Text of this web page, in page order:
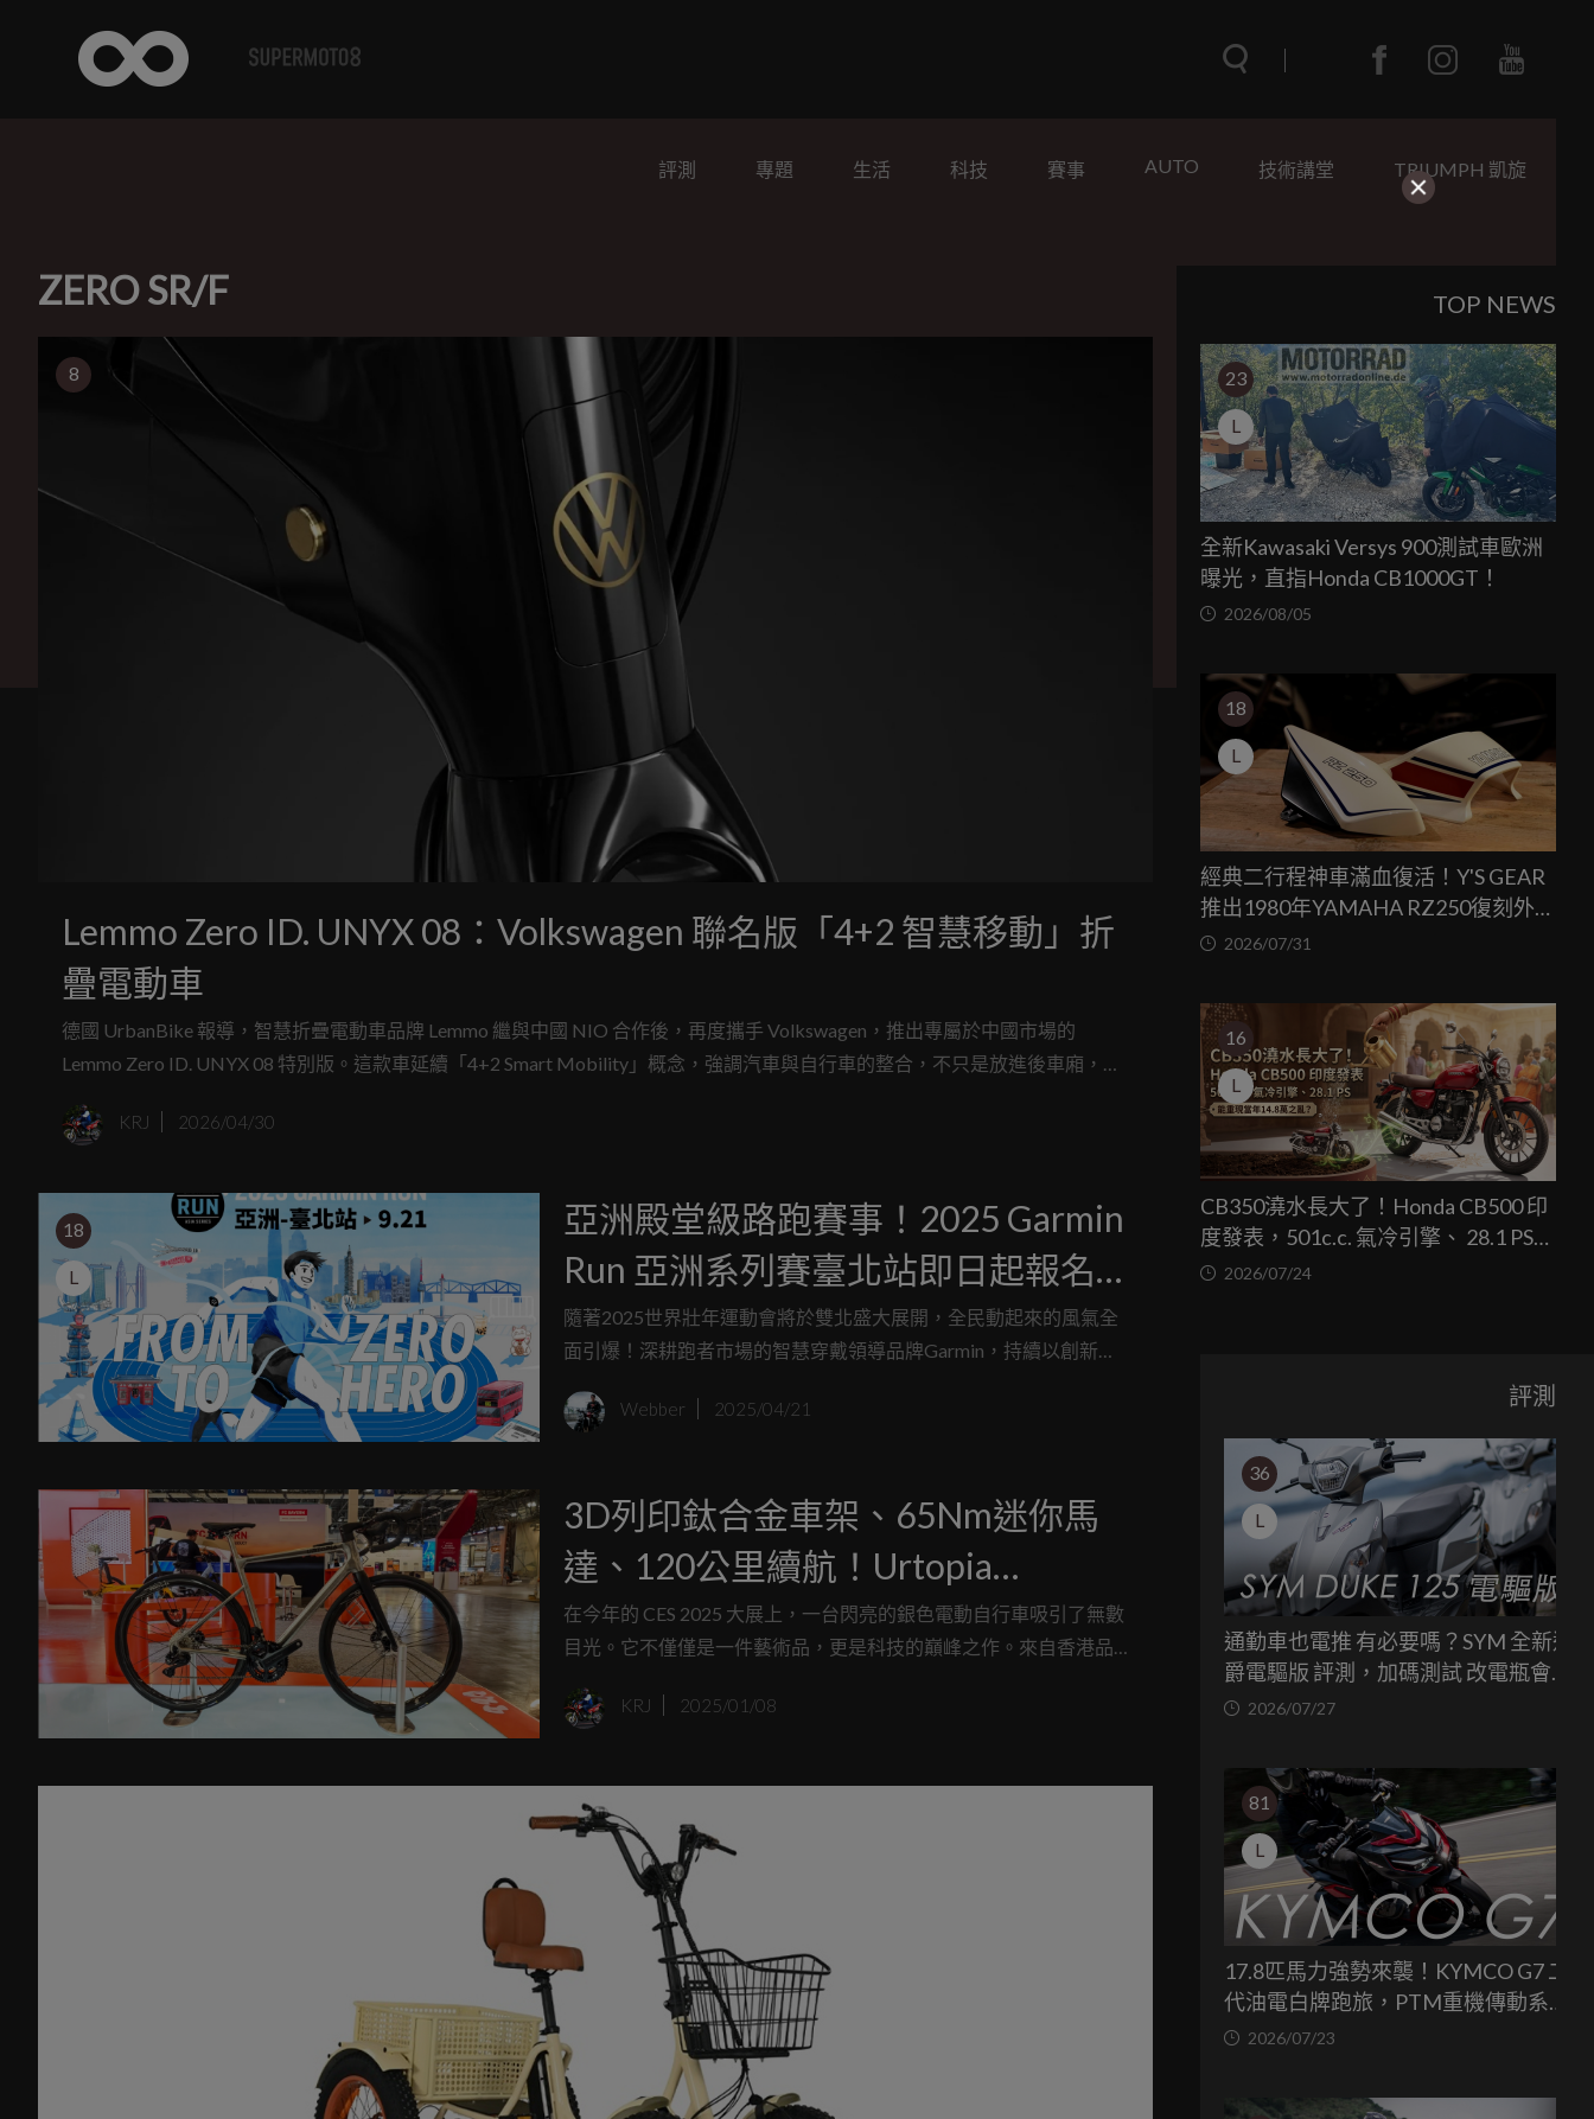
評測 專題 生活 科技 賽事 AUTO 技術講堂 TRIUMPH 凱旋
ZERO SR/F
8
Lemmo Zero ID. UNYX 08：Volkswagen 聯名版「4+2 智慧移動」折
疊電動車
德國 UrbanBike 報導，智慧折疊電動車品牌 Lemmo 繼與中國 NIO 合作後，再度攜手 Volkswagen，推出專屬於中國市場的
Lemmo Zero ID. UNYX 08 特別版。這款車延續「4+2 Smart Mobility」概念，強調汽車與自行車的整合，不只是放進後車廂，而
KRJ 2026/04/30
18
L
亞洲殿堂級路跑賽事！2025 Garmin
Run 亞洲系列賽臺北站即日起報名
全民瘋跑旅 跑遍全亞洲不是夢 一起
From Zero to Hero跑出傳奇
隨著2025世界壯年運動會將於雙北盛大展開，全民動起來的風氣全
面引爆！深耕跑者市場的智慧穿戴領導品牌Garmin，持續以創新科
的強力後盾。年度賽事Garmin Run更是與用戶共同實現自我的舞
空、aminoVITAL®、SHOKZ等重量級合作夥伴為跑者帶來更豐富的
賽事與跑旅體驗，一起From Zero to Hero跑出傳奇！
Webber 2025/04/21
3D列印鈦合金車架、65Nm迷你馬
達、120公里續航！Urtopia
Titanium Zero售價150萬台幣CES
2025登場
在今年的 CES 2025 大展上，一台閃亮的銀色電動自行車吸引了無數
目光。它不僅僅是一件藝術品，更是科技的巔峰之作。來自香港品
輕、扭力密度最高的電動馬達，重新定義了電動自行車的可能性。
KRJ 2025/01/08
TOP NEWS
23
L
全新Kawasaki Versys 900測試車歐洲
曝光，直指Honda CB1000GT！
2026/08/05
18
L
經典二行程神車滿血復活！Y'S GEAR
推出1980年YAMAHA RZ250復刻外裝
套件2026/07/31
16
L
CB350澆水長大了！Honda CB500 印
度發表，501c.c. 氣冷引擎、 28.1 PS，
能重現當年14.8萬之亂？
2026/07/24
評測
36
L
通勤車也電推 有必要嗎？SYM 全新迪
爵電驅版 評測，加碼測試 改電瓶會更
省油嗎？
2026/07/27
81
L
17.8匹馬力強勢來襲！KYMCO G7 二
代油電白牌跑旅，PTM重機傳動系統
與8公斤減重的操控饗宴
2026/07/23